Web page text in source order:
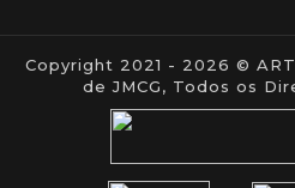
Copyright 2021 - 2026 ©
de JMCG, Todos os